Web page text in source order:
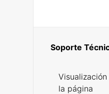
Soporte
la página